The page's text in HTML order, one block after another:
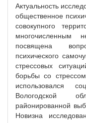
Актуальность
общественное
совокупного
многочисленным
посвящена
психического
стрессовых
борьбы со
использовался
Вологодской
районированной
Новизна